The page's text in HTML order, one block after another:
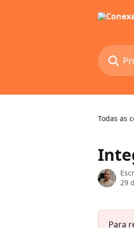
Procurar
Todas as
29
Para